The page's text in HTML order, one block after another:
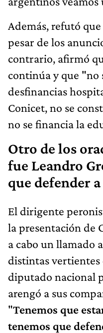
Además, refutó
pesar de los
contrario, afirmó
continúa y que "no
desfinancias
Conicet, no se
no se financia la
Otro de los
fue Leandro
que defender
El dirigente
la presentación de
a cabo un llamado
distintas
diputado nacional
arengó a sus
"Tenemos que
tenemos que